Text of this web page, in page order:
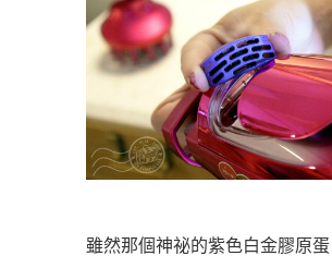
雖然那個神祕的紫色白金膠原